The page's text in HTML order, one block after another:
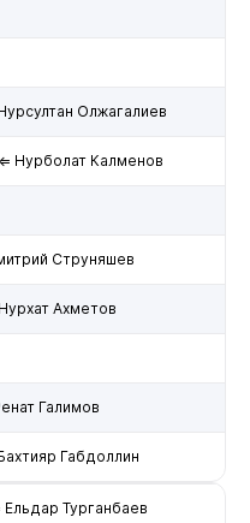
Олжагалиев
Нурболат Калменов
Струняшев
Ахметов
Галимов
Габдоллин
Турганбаев